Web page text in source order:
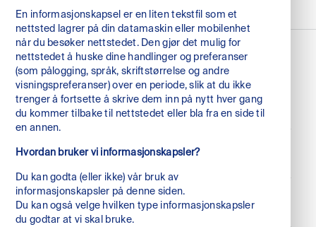
En informasjonskapsel er en liten tekstfil som et
nettsted lagrer på din datamaskin eller mobilenhet
når du besøker nettstedet. Den gjør det mulig for
nettstedet å huske dine handlinger og preferanser
(som pålogging, språk, skriftstørrelse og andre
visningspreferanser) over en periode, slik at du ikke
trenger å fortsette å skrive dem inn på nytt hver gang
du kommer tilbake til nettstedet eller bla fra en side til
en annen.
Hvordan bruker vi informasjonskapsler?
Du kan godta (eller ikke) vår bruk av
informasjonskapsler på denne siden.
Du kan også velge hvilken type informasjonskapsler
du godtar at vi skal bruke.
Følg oss
linkedin
facebook
Besøksadresse
Karl Johans gate 6